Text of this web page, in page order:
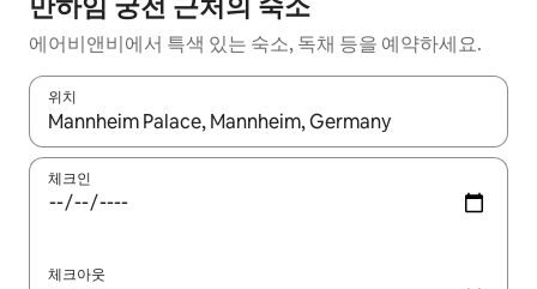
에어비앤비에서 특색 있는 숙소, 독채 등을 예약하세요.
위치
결과가 나오면 위·아래 화살표 키를 사용하거나 터치 또는 스와이
체크인
체크아웃